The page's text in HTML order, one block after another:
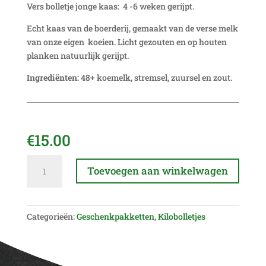
Vers bolletje jonge kaas: 4 -6 weken gerijpt.
Echt kaas van de boerderij, gemaakt van de verse melk
van onze eigen koeien. Licht gezouten en op houten
planken natuurlijk gerijpt.
Ingrediënten:48+ koemelk, stremsel, zuursel en zout.
€15.00
bolletje
aantal
Toevoegen aan winkelwagen
A
Categorieën:Geschenkpakketten,Kilobolletjes